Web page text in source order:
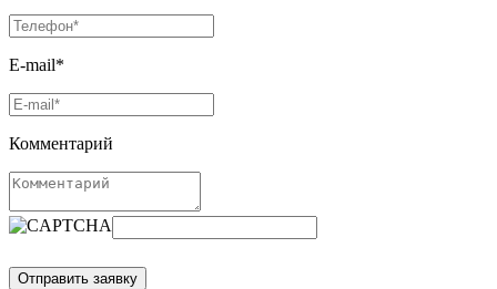
E-mail*
Комментарий